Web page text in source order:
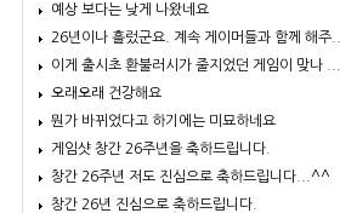
예상 보다는 낮게 나왔네요
26년이나 흘렀군요. 계속 게이머들과 함께 해주...
이게 출시초 환불러시가 줄지었던 게임이 맞나 ...
오래오래 건강해요
뭔가 바뀌었다고 하기에는 미묘하네요
게임샷 창간 26주년을 축하드립니다.
창간 26주년 저도 진심으로 축하드립니다...^^
창간 26년 진심으로 축하드립니다.